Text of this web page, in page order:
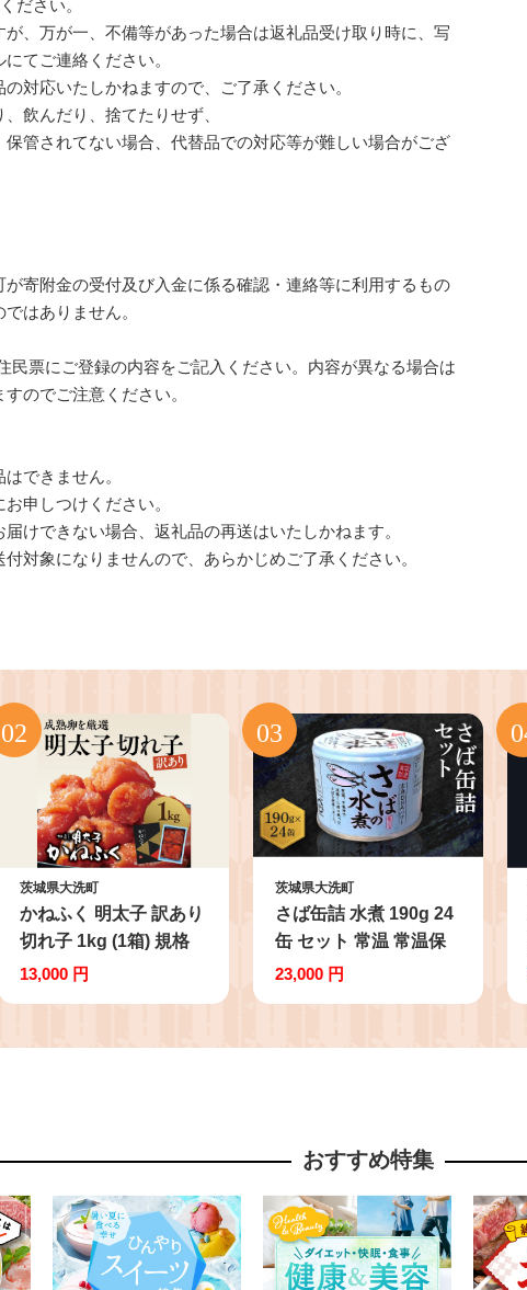
ださい。
、万が一、不備等があった場合は返礼品受け取り時に、写
てご連絡ください。
対応いたしかねますので、ご了承ください。
飲んだり、捨てたりせず、
管されてない場合、代替品での対応等が難しい場合がござ
寄附金の受付及び入金に係る確認・連絡等に利用するもの
はありません。
民票にご登録の内容をご記入ください。内容が異なる場合は
のでご注意ください。
できません。
申しつけください。
けできない場合、返礼品の再送はいたしかねます。
対象になりませんので、あらかじめご了承ください。
茨城県大洗町
かねふく 明太子 訳あり
切れ子 1kg (1箱) 規格
外 不揃い 傷 訳アリ わ
魚介類 めんたいパーク
13,000 円
茨城県大洗町
さば缶詰 水煮 190g 24
缶 セット 常温 常温保
存 国産 鯖 サバ 缶詰 さ
常食 長期保存 長期保管
23,000 円
おすすめ特集